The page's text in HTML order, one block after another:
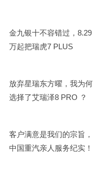
金九银十不容错过，8.29
万起把瑞虎7 PLUS
放弃星瑞东方曜，我为何
选择了艾瑞泽8 PRO ？
客户满意是我们的宗旨，
中国重汽亲人服务纪实！